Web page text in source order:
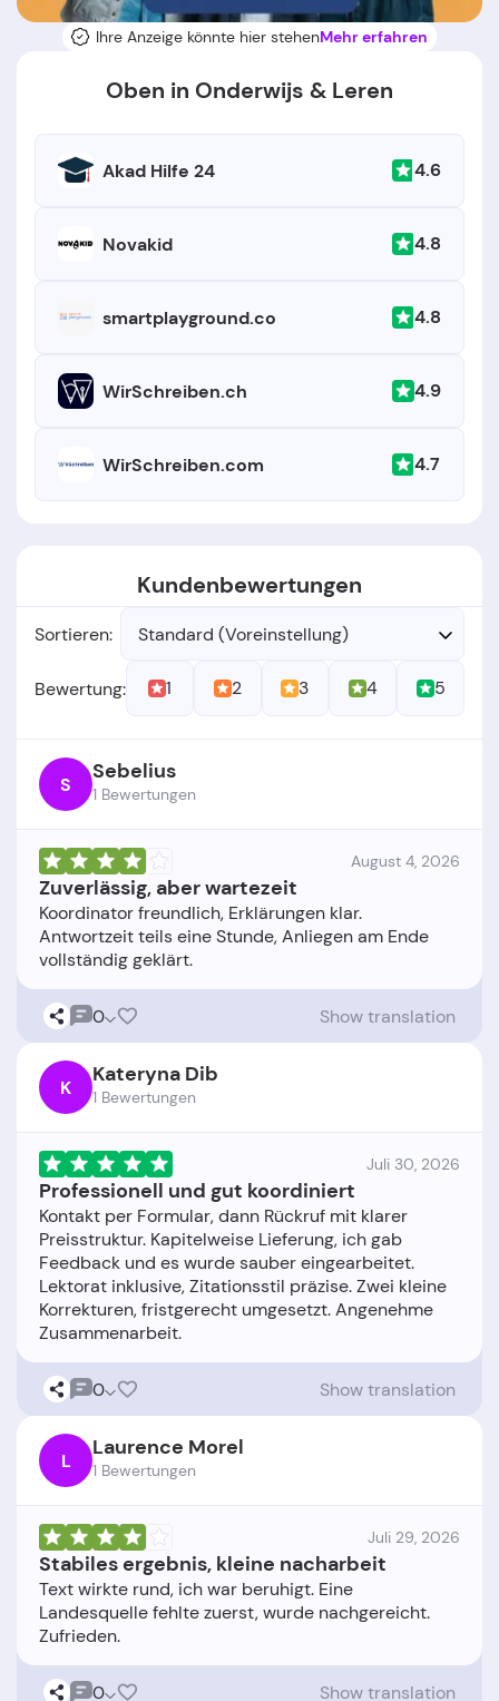
Ihre Anzeige könnte hier stehenMehr erfahren
Oben in Onderwijs & Leren
Akad Hilfe 24 4.6
Novakid 4.8
smartplayground.co 4.8
WirSchreiben.ch 4.9
WirSchreiben.com 4.7
Kundenbewertungen
Sortieren: Standard (Voreinstellung)
Bewertung: 1 2 3 4 5
S Sebelius
1 Bewertungen
August 4, 2026
Zuverlässig, aber wartezeit
Koordinator freundlich, Erklärungen klar.
Antwortzeit teils eine Stunde, Anliegen am Ende
0 Show translation
K Kateryna Dib
1 Bewertungen
Juli 30, 2026
Professionell und gut koordiniert
Kontakt per Formular, dann Rückruf mit klarer
Preisstruktur. Kapitelweise Lieferung, ich gab
Feedback und es wurde sauber eingearbeitet.
Lektorat inklusive, Zitationsstil präzise. Zwei kleine
Korrekturen, fristgerecht umgesetzt. Angenehme
0 Show translation
L Laurence Morel
1 Bewertungen
Juli 29, 2026
Stabiles ergebnis, kleine nacharbeit
Text wirkte rund, ich war beruhigt. Eine
Landesquelle fehlte zuerst, wurde nachgereicht.
0 Show translation